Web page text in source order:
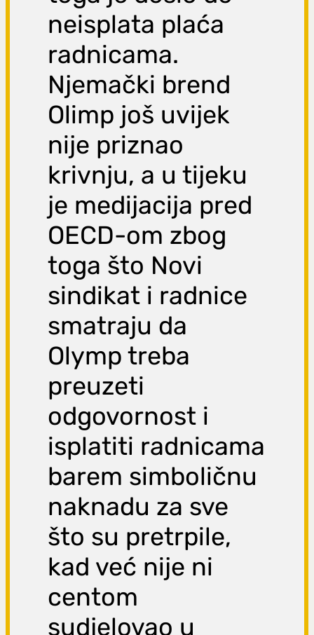
neisplata plaća
radnicama.
Njemački brend
Olimp još uvijek
nije priznao
krivnju, a u tijeku
je medijacija pred
OECD-om zbog
toga što Novi
sindikat i radnice
smatraju da
Olymp treba
preuzeti
odgovornost i
isplatiti radnicama
barem simboličnu
naknadu za sve
što su pretrpile,
kad već nije ni
centom
sudjelovao u